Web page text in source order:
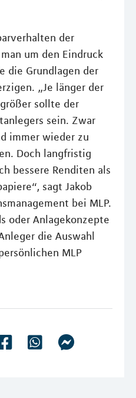
der
um den Eindruck
die Grundlagen der
„Je länger der
sollte der
sein. Zwar
immer wieder zu
Doch langfristig
bessere Renditen als
sagt Jakob
bei MLP.
oder Anlagekonzepte
die Auswahl
MLP